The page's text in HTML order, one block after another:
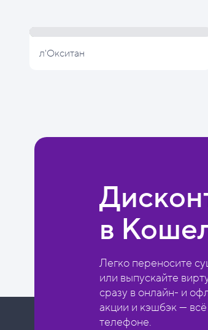
л'Окситан
в
Легко переносите
или выпускайте
сразу в онлайн- и
акции и кэшбэк —
телефоне.